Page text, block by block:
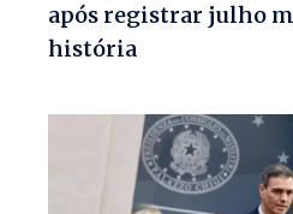
após registrar julho
história